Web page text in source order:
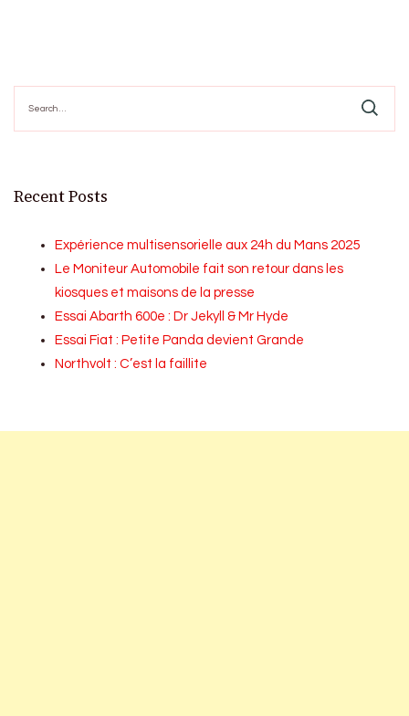
for:
Recent Posts
Expérience multisensorielle aux 24h du Mans 2025
Le Moniteur Automobile fait son retour dans les
kiosques et maisons de la presse
Essai Abarth 600e : Dr Jekyll & Mr Hyde
Essai Fiat : Petite Panda devient Grande
Northvolt : C’est la faillite